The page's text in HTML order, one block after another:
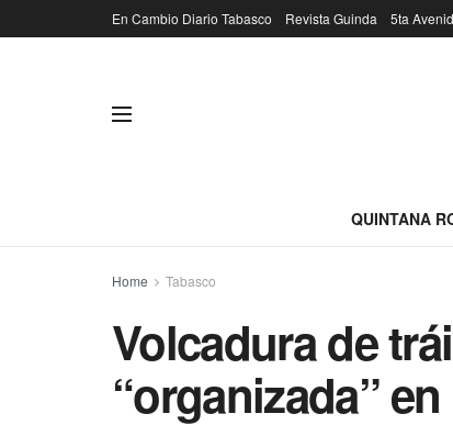
En Cambio Diario Tabasco Revista Guinda 5ta
QUINTANA
Home Tabasco
Volcadura de
“organizada”